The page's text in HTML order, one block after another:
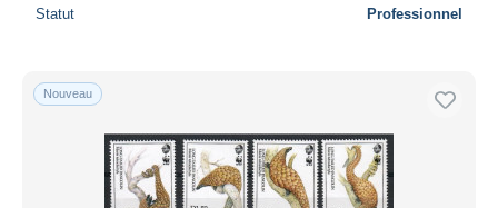
Statut Professionnel
Nouveau